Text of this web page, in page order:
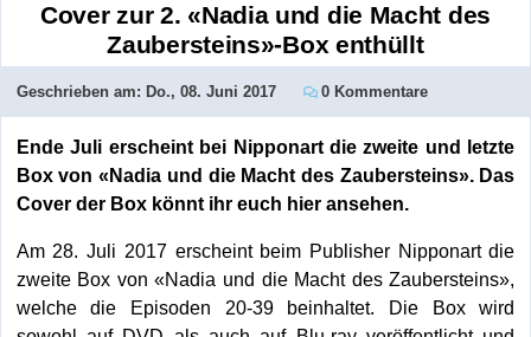
Cover zur 2. «Nadia und die Macht des
Zaubersteins»-Box enthüllt
Geschrieben am: Do., 08. Juni 2017 0 Kommentare
Ende Juli erscheint bei Nipponart die zweite und letzte
Box von «Nadia und die Macht des Zaubersteins». Das
Cover der Box könnt ihr euch hier ansehen.
Am 28. Juli 2017 erscheint beim Publisher Nipponart die
zweite Box von «Nadia und die Macht des Zaubersteins»,
welche die Episoden 20-39 beinhaltet. Die Box wird